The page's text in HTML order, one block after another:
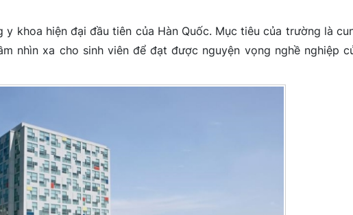
khoa hiện đại đầu tiên của Hàn Quốc. Mục tiêu của trường là
nhìn xa cho sinh viên để đạt được nguyện vọng nghề nghiệp